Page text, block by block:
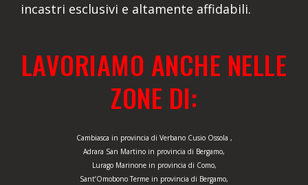
incastri esclusivi e altamente affidabili.
LAVORIAMO ANCHE NELLE
ZONE DI:
Cambiasca in provincia di Verbano Cusio Ossola ,
Adrara San Martino in provincia di Bergamo,
Lurago Marinone in provincia di Como,
Sant’Omobono Terme in provincia di Bergamo,